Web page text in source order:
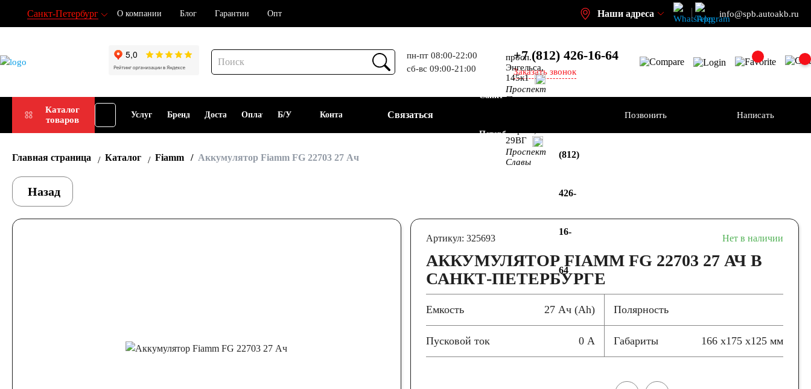
Санкт-Петербург О компании Блог Гарантии Опт Наши адреса info@spb.autoakb.ru
пн-пт 08:00-22:00
сб-вс 09:00-21:00
+7 (812) 426-16-64
Заказать звонок
Каталог
товаров
Подбор
АКБ
Услуги Бренды Доставка Оплата
Прием
Б/У
АКБ
Контакты Связаться
Санкт-
Петербург
просп.
Энгельса,
145к1
Проспект
Просвещения
29ВГ
Проспект
Славы
(812)
426-
16-
64
Позвонить Написать
Главная страница Каталог Fiamm Аккумулятор Fiamm FG 22703 27 Ач
Назад
Артикул: 325693 Нет в наличии
АККУМУЛЯТОР FIAMM FG 22703 27 АЧ В
САНКТ-ПЕТЕРБУРГЕ
Емкость 27 Ач (Ah) Полярность
Пусковой ток 0 А Габариты 166 x175 x125 мм